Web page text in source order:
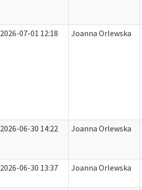
2026-07-01 12:18 Joanna Orlewska
2026-06-30 14:22 Joanna Orlewska
2026-06-30 13:37 Joanna Orlewska